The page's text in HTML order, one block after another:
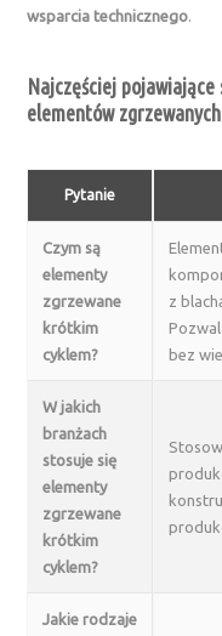
wsparcia technicznego.
Najczęściej
elementów
Pytanie
Czym są
elementy
zgrzewane
krótkim
cyklem?
z
bez
W jakich
branżach
stosuje się
elementy
zgrzewane
krótkim
cyklem?
Jakie rodzaje